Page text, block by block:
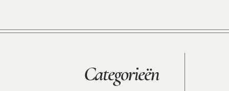
Categorieën